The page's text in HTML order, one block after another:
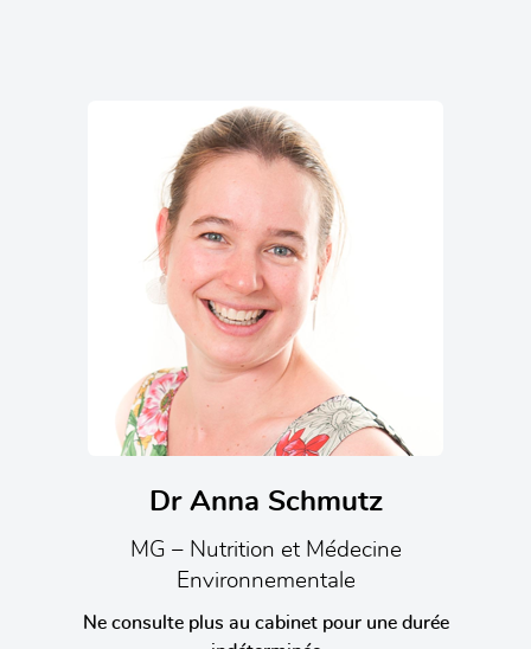
Dr Anna Schmutz
MG – Nutrition et Médecine
Environnementale
Ne consulte plus au cabinet pour une durée